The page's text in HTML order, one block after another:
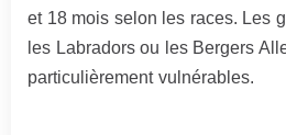
et 18 mois selon les races. Les
les Labradors ou les Bergers
particulièrement vulnérables.